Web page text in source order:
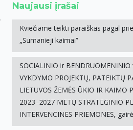
Naujausi įrašai
Kviečiame teikti paraiškas pagal
„Sumanieji kaimai”
SOCIALINIO ir BENDRUOMENINIO
VYKDYMO PROJEKTŲ, PATEIKTŲ
LIETUVOS ŽEMĖS ŪKIO IR KAIMO
2023–2027 METŲ STRATEGINIO
INTERVENCINES PRIEMONES,